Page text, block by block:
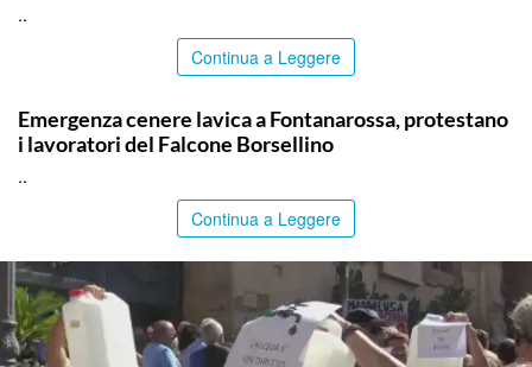
..
Continua a Leggere
Emergenza cenere lavica a Fontanarossa, protestano
i lavoratori del Falcone Borsellino
..
Continua a Leggere